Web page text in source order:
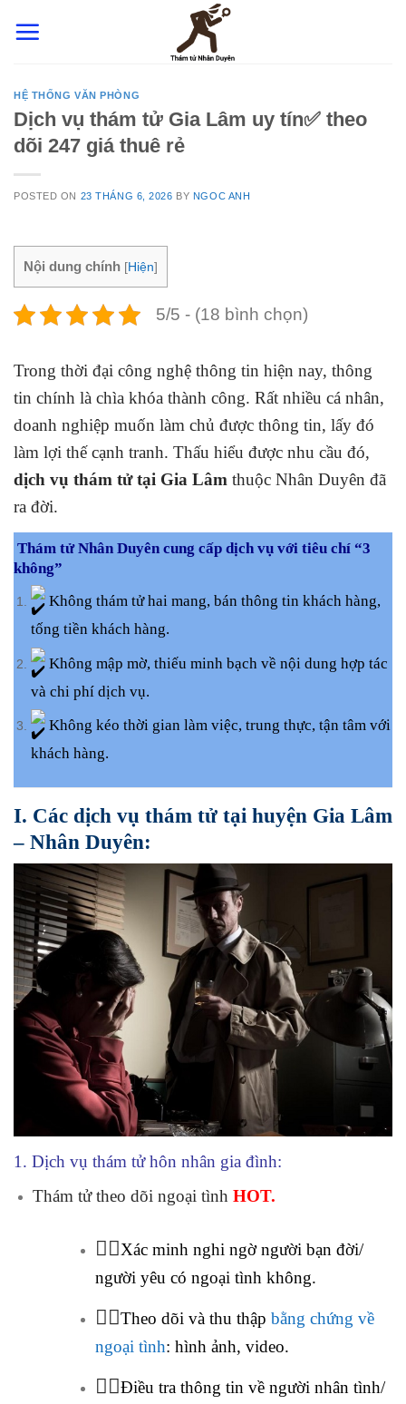
HỆ THỐNG VĂN PHÒNG
Dịch vụ thám tử Gia Lâm uy tín✅ theo
dõi 247 giá thuê rẻ
POSTED ON 23 THÁNG 6, 2026 BY NGOC ANH
Nội dung chính [Hiện]
5/5 - (18 bình chọn)
Trong thời đại công nghệ thông tin hiện nay, thông
tin chính là chìa khóa thành công. Rất nhiều cá nhân,
doanh nghiệp muốn làm chủ được thông tin, lấy đó
làm lợi thế cạnh tranh. Thấu hiểu được nhu cầu đó,
dịch vụ thám tử tại Gia Lâm thuộc Nhân Duyên đã
ra đời.
Thám tử Nhân Duyên cung cấp dịch vụ với tiêu chí “3
không”
Không thám tử hai mang, bán thông tin khách hàng,
tống tiền khách hàng.
Không mập mờ, thiếu minh bạch về nội dung hợp tác
và chi phí dịch vụ.
Không kéo thời gian làm việc, trung thực, tận tâm với
khách hàng.
I. Các dịch vụ thám tử tại huyện Gia Lâm
– Nhân Duyên:
1. Dịch vụ thám tử hôn nhân gia đình:
Thám tử theo dõi ngoại tình HOT.
🕵️‍♂️Xác minh nghi ngờ người bạn đời/
người yêu có ngoại tình không.
🕵️‍♂️Theo dõi và thu thập bằng chứng về
ngoại tình: hình ảnh, video.
🕵️‍♂️Điều tra thông tin về người nhân tình/